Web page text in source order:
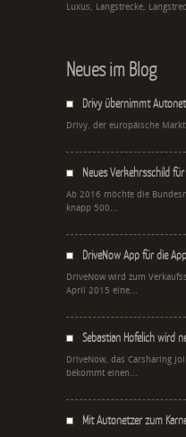
Luxus, Langstrecke,
Neues im Blog
Drivy übernimmt
Drivy, der europäische
Neues Verkehrsschild
Ab 2016 möchte die
knapp 500...
DriveNow App für die
DriveNow wird zum
April 2015 eine...
Sebastian Hofelich wird
DriveNow, das Carsharing
bekommt einen...
Mit Autonetzer zum